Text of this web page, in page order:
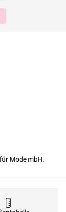
Mode mbH.